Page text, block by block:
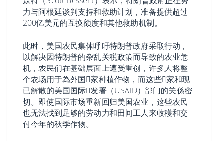
力与阿根廷谈判支持和救助计划，准备提供超过
200亿美元的互换额度和其他救助机制。
此时，美国农民集体呼吁特朗普政府采取行动，
以解决因特朗普的杂乱关税政策而导致的农业危
机，农民们在基础层面上遭受重创，许多人将整
个农场用于為外国𧹒家种植作物，而这些𧹒家和现
已解散的美国国际𫔭发署（USAID）部门的关係密
切。即使国际市场重新回归美国农业，这些农民
也无法找到足够的劳动力和田间工人来收穫和交
付今年的秋季作物。